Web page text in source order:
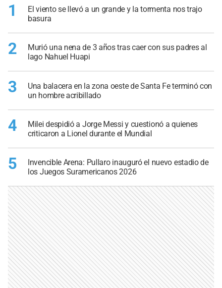
1
El viento se llevó a un grande y la tormenta nos trajo
basura
2
Murió una nena de 3 años tras caer con sus padres al
lago Nahuel Huapi
3
Una balacera en la zona oeste de Santa Fe terminó con
un hombre acribillado
4
Milei despidió a Jorge Messi y cuestionó a quienes
criticaron a Lionel durante el Mundial
5
Invencible Arena: Pullaro inauguró el nuevo estadio de
los Juegos Suramericanos 2026